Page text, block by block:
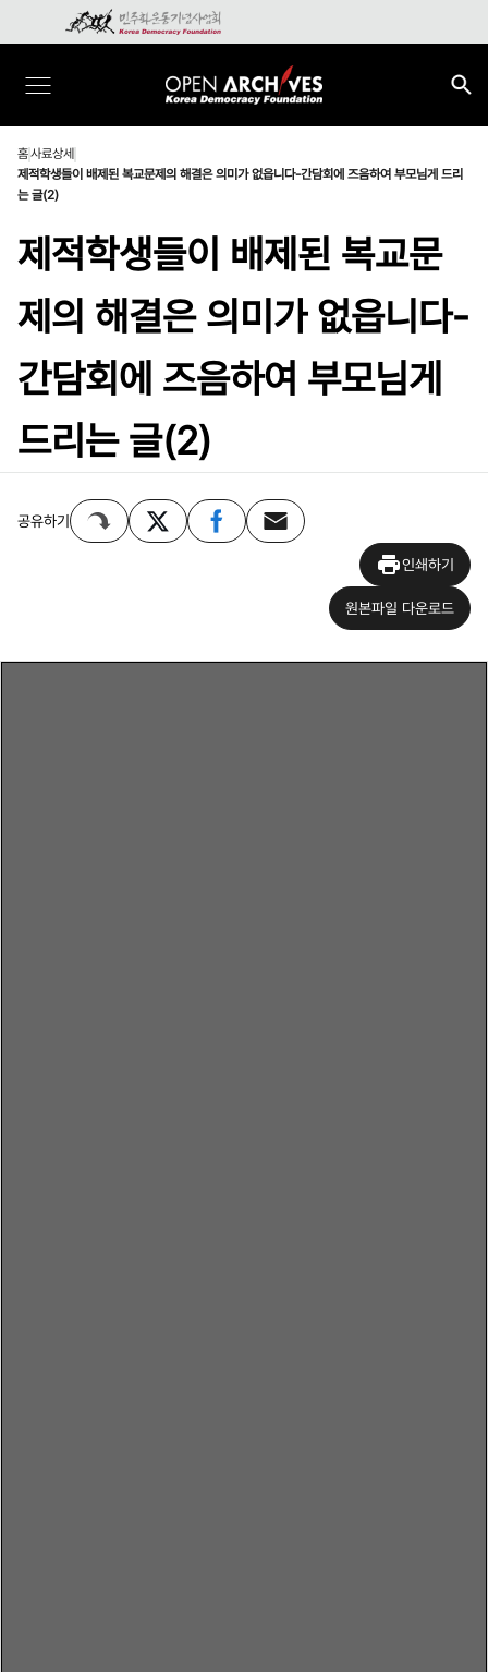
홈사료상세
제적학생들이 배제된 복교문제의 해결은 의미가 없읍니다-간담회에 즈음하여 부모님게 드리
는 글(2)
제적학생들이 배제된 복교문
제의 해결은 의미가 없읍니다-
간담회에 즈음하여 부모님게
드리는 글(2)
공유하기
인쇄하기
원본파일 다운로드